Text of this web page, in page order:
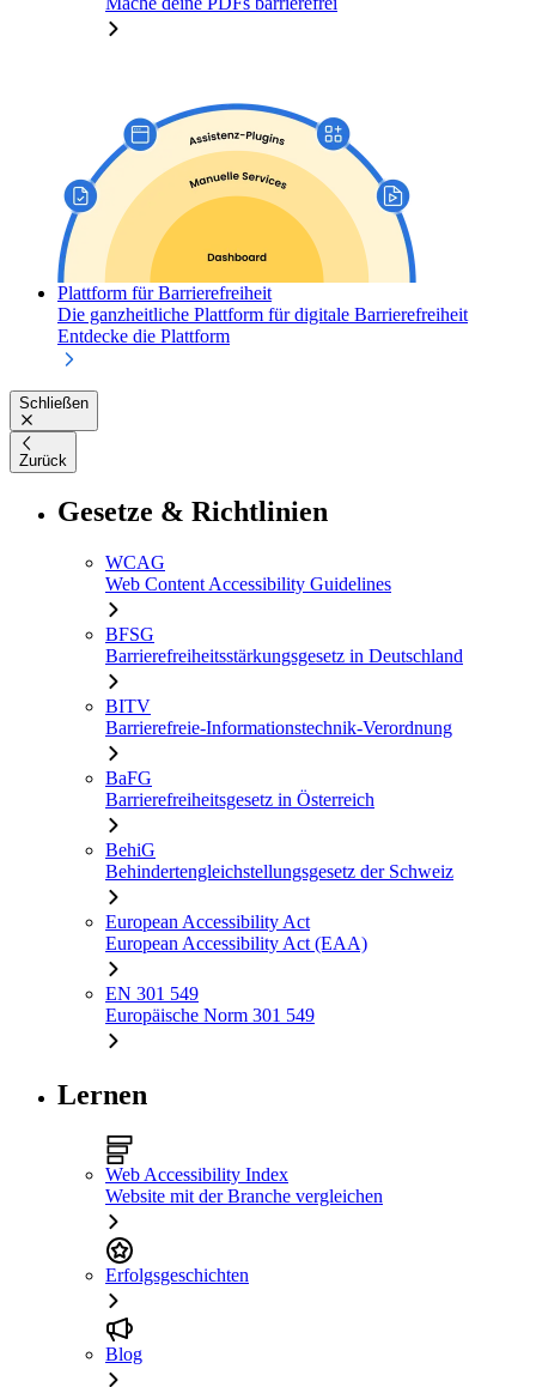
Plattform für Barrierefreiheit
Die ganzheitliche Plattform für digitale Barrierefreiheit
Entdecke die Plattform
Schließen
Zurück
Gesetze & Richtlinien
WCAG
Web Content Accessibility Guidelines
BFSG
Barrierefreiheitsstärkungsgesetz in Deutschland
BITV
Barrierefreie-Informationstechnik-Verordnung
BaFG
Barrierefreiheitsgesetz in Österreich
BehiG
Behindertengleichstellungsgesetz der Schweiz
European Accessibility Act
European Accessibility Act (EAA)
EN 301 549
Europäische Norm 301 549
Lernen
Web Accessibility Index
Website mit der Branche vergleichen
Erfolgsgeschichten
Blog